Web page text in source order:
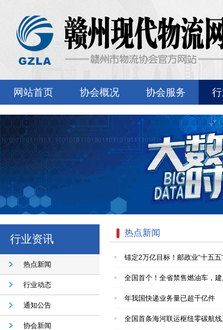
网站首页 协会概况 协会服务
行业资讯
热点新闻
行业动态
通知公告
协会新闻
热点新闻
锚定2万亿目标！邮政业“十五
全国首个！全省禁售燃油车，
年我国快递业务量已超千亿件
全国首条海河联运枢纽零碳航